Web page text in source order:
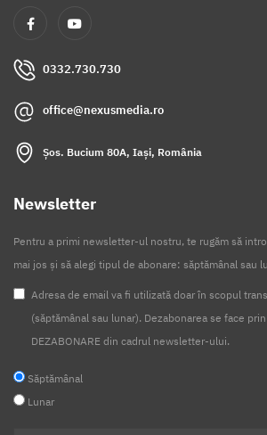
0332.730.730
office@nexusmedia.ro
Șos. Bucium 80A, Iași, România
Newsletter
Pentru a primi newsletter-ul nostru, te rugăm să
mai jos și să alegi tipul de abonare: săptămânal sau
Adresa de email va fi utilizată doar în scopul
(săptămânal sau lunar). Dezabonarea se face
DEZABONARE din cadrul newsletter-ului.
Săptămânal
Lunar